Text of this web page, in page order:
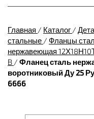
Главная / Каталог /
стальные / Фланцы
нержавеющая
B / Фланец сталь
воротниковый Ду 25
6666